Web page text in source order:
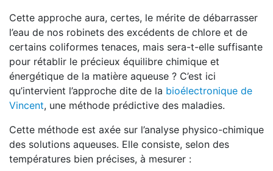
Cette approche aura, certes, le mérite de débarrasser
l’eau de nos robinets des excédents de chlore et de
certains coliformes tenaces, mais sera-t-elle suffisante
pour rétablir le précieux équilibre chimique et
énergétique de la matière aqueuse ? C’est ici
qu’intervient l’approche dite de la bioélectronique de
Vincent, une méthode prédictive des maladies.
Cette méthode est axée sur l’analyse physico-chimique
des solutions aqueuses. Elle consiste, selon des
températures bien précises, à mesurer :